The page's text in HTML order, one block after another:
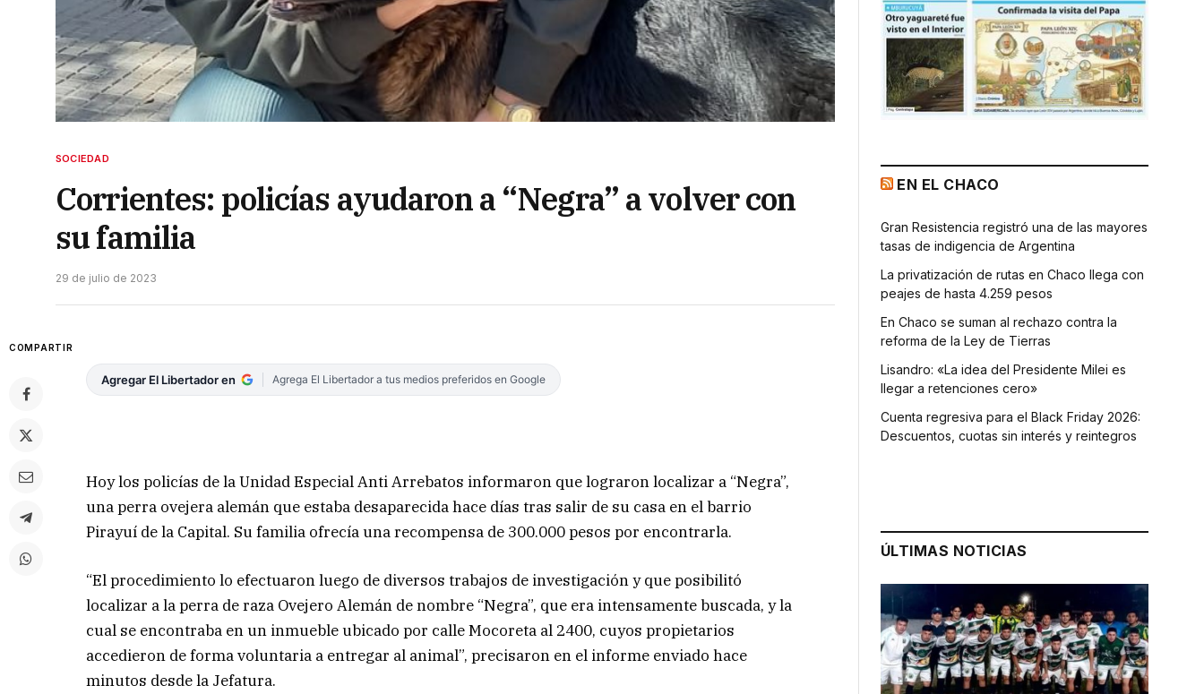
SOCIEDAD
Corrientes: policías ayudaron a “Negra” a volver con
su familia
29 de julio de 2023
COMPARTIR
Agregar El Libertador en Agrega El Libertador a tus medios preferidos en Google
Hoy los policías de la Unidad Especial Anti Arrebatos informaron que lograron localizar a “Negra”,
una perra ovejera alemán que estaba desaparecida hace días tras salir de su casa en el barrio
Pirayuí de la Capital. Su familia ofrecía una recompensa de 300.000 pesos por encontrarla.
“El procedimiento lo efectuaron luego de diversos trabajos de investigación y que posibilitó
localizar a la perra de raza Ovejero Alemán de nombre “Negra”, que era intensamente buscada, y la
cual se encontraba en un inmueble ubicado por calle Mocoreta al 2400, cuyos propietarios
accedieron de forma voluntaria a entregar al animal”, precisaron en el informe enviado hace
minutos desde la Jefatura.
EN EL CHACO
Gran Resistencia registró una de las mayores
tasas de indigencia de Argentina
La privatización de rutas en Chaco llega con
peajes de hasta 4.259 pesos
En Chaco se suman al rechazo contra la
reforma de la Ley de Tierras
Lisandro: «La idea del Presidente Milei es
llegar a retenciones cero»
Cuenta regresiva para el Black Friday 2026:
Descuentos, cuotas sin interés y reintegros
ÚLTIMAS NOTICIAS